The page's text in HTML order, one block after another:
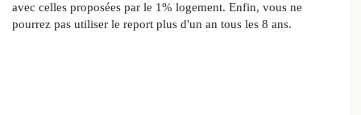
avec celles proposées par le 1% logement. Enfin, vous ne
pourrez pas utiliser le report plus d'un an tous les 8 ans.